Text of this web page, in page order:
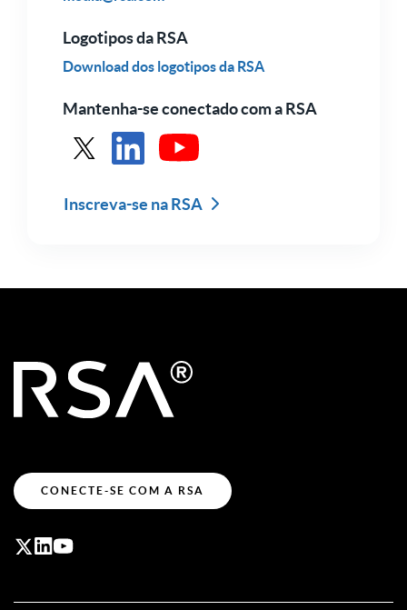
Logotipos da RSA
Download dos logotipos da RSA
Mantenha-se conectado com a RSA
Inscreva-se na RSA
CONECTE-SE COM A RSA